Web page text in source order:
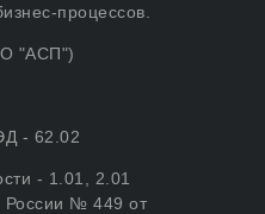
процессов.
"АСП")
- 62.02
- 1.01, 2.01
№ 449 от